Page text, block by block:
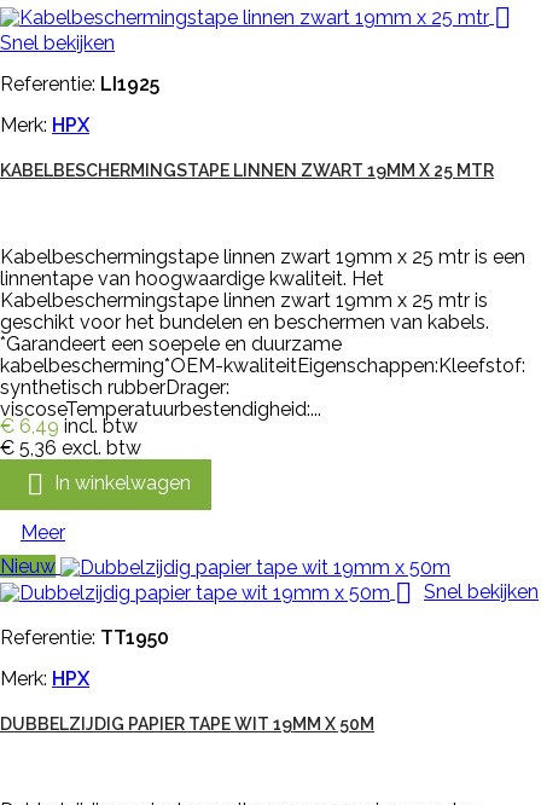

Snel bekijken
Referentie: LI1925
Merk: HPX
KABELBESCHERMINGSTAPE LINNEN ZWART 19MM X 25 MTR
Kabelbeschermingstape linnen zwart 19mm x 25 mtr is een
linnentape van hoogwaardige kwaliteit. Het
Kabelbeschermingstape linnen zwart 19mm x 25 mtr is
geschikt voor het bundelen en beschermen van kabels.
*Garandeert een soepele en duurzame
kabelbescherming*OEM-kwaliteitEigenschappen:Kleefstof:
synthetisch rubberDrager:
viscoseTemperatuurbestendigheid:...
€ 6,49 incl. btw
€ 5,36 excl. btw
 In winkelwagen
Meer
Nieuw
 Snel bekijken
Referentie: TT1950
Merk: HPX
DUBBELZIJDIG PAPIER TAPE WIT 19MM X 50M